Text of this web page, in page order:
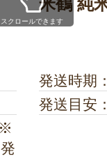
米鶴 純
発送時期
発送目安
スクロールできます